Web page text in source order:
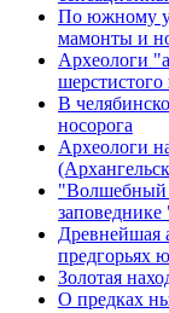
По южному
мамонты и
Археологи
шерстистого
В
носорога
Археологи
"Волшебный
Древнейшая
предгорьях
Золотая
О предках